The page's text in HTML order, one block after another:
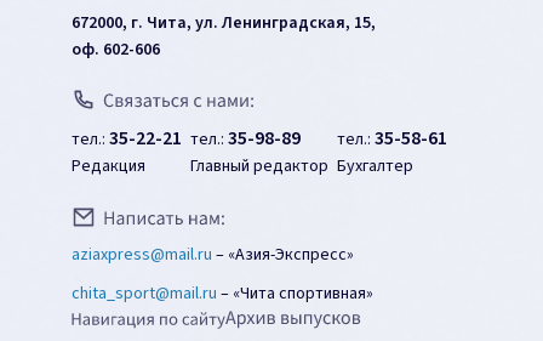
672000, г. Чита, ул. Ленинградская, 15,
оф. 602-606
тел.: 35-22-21
Редакция
тел.: 35-98-89
Главный редактор
тел.: 35-58-61
Бухгалтер
aziaxpress@mail.ru – «Азия-Экспресс»
chita_sport@mail.ru – «Чита спортивная»